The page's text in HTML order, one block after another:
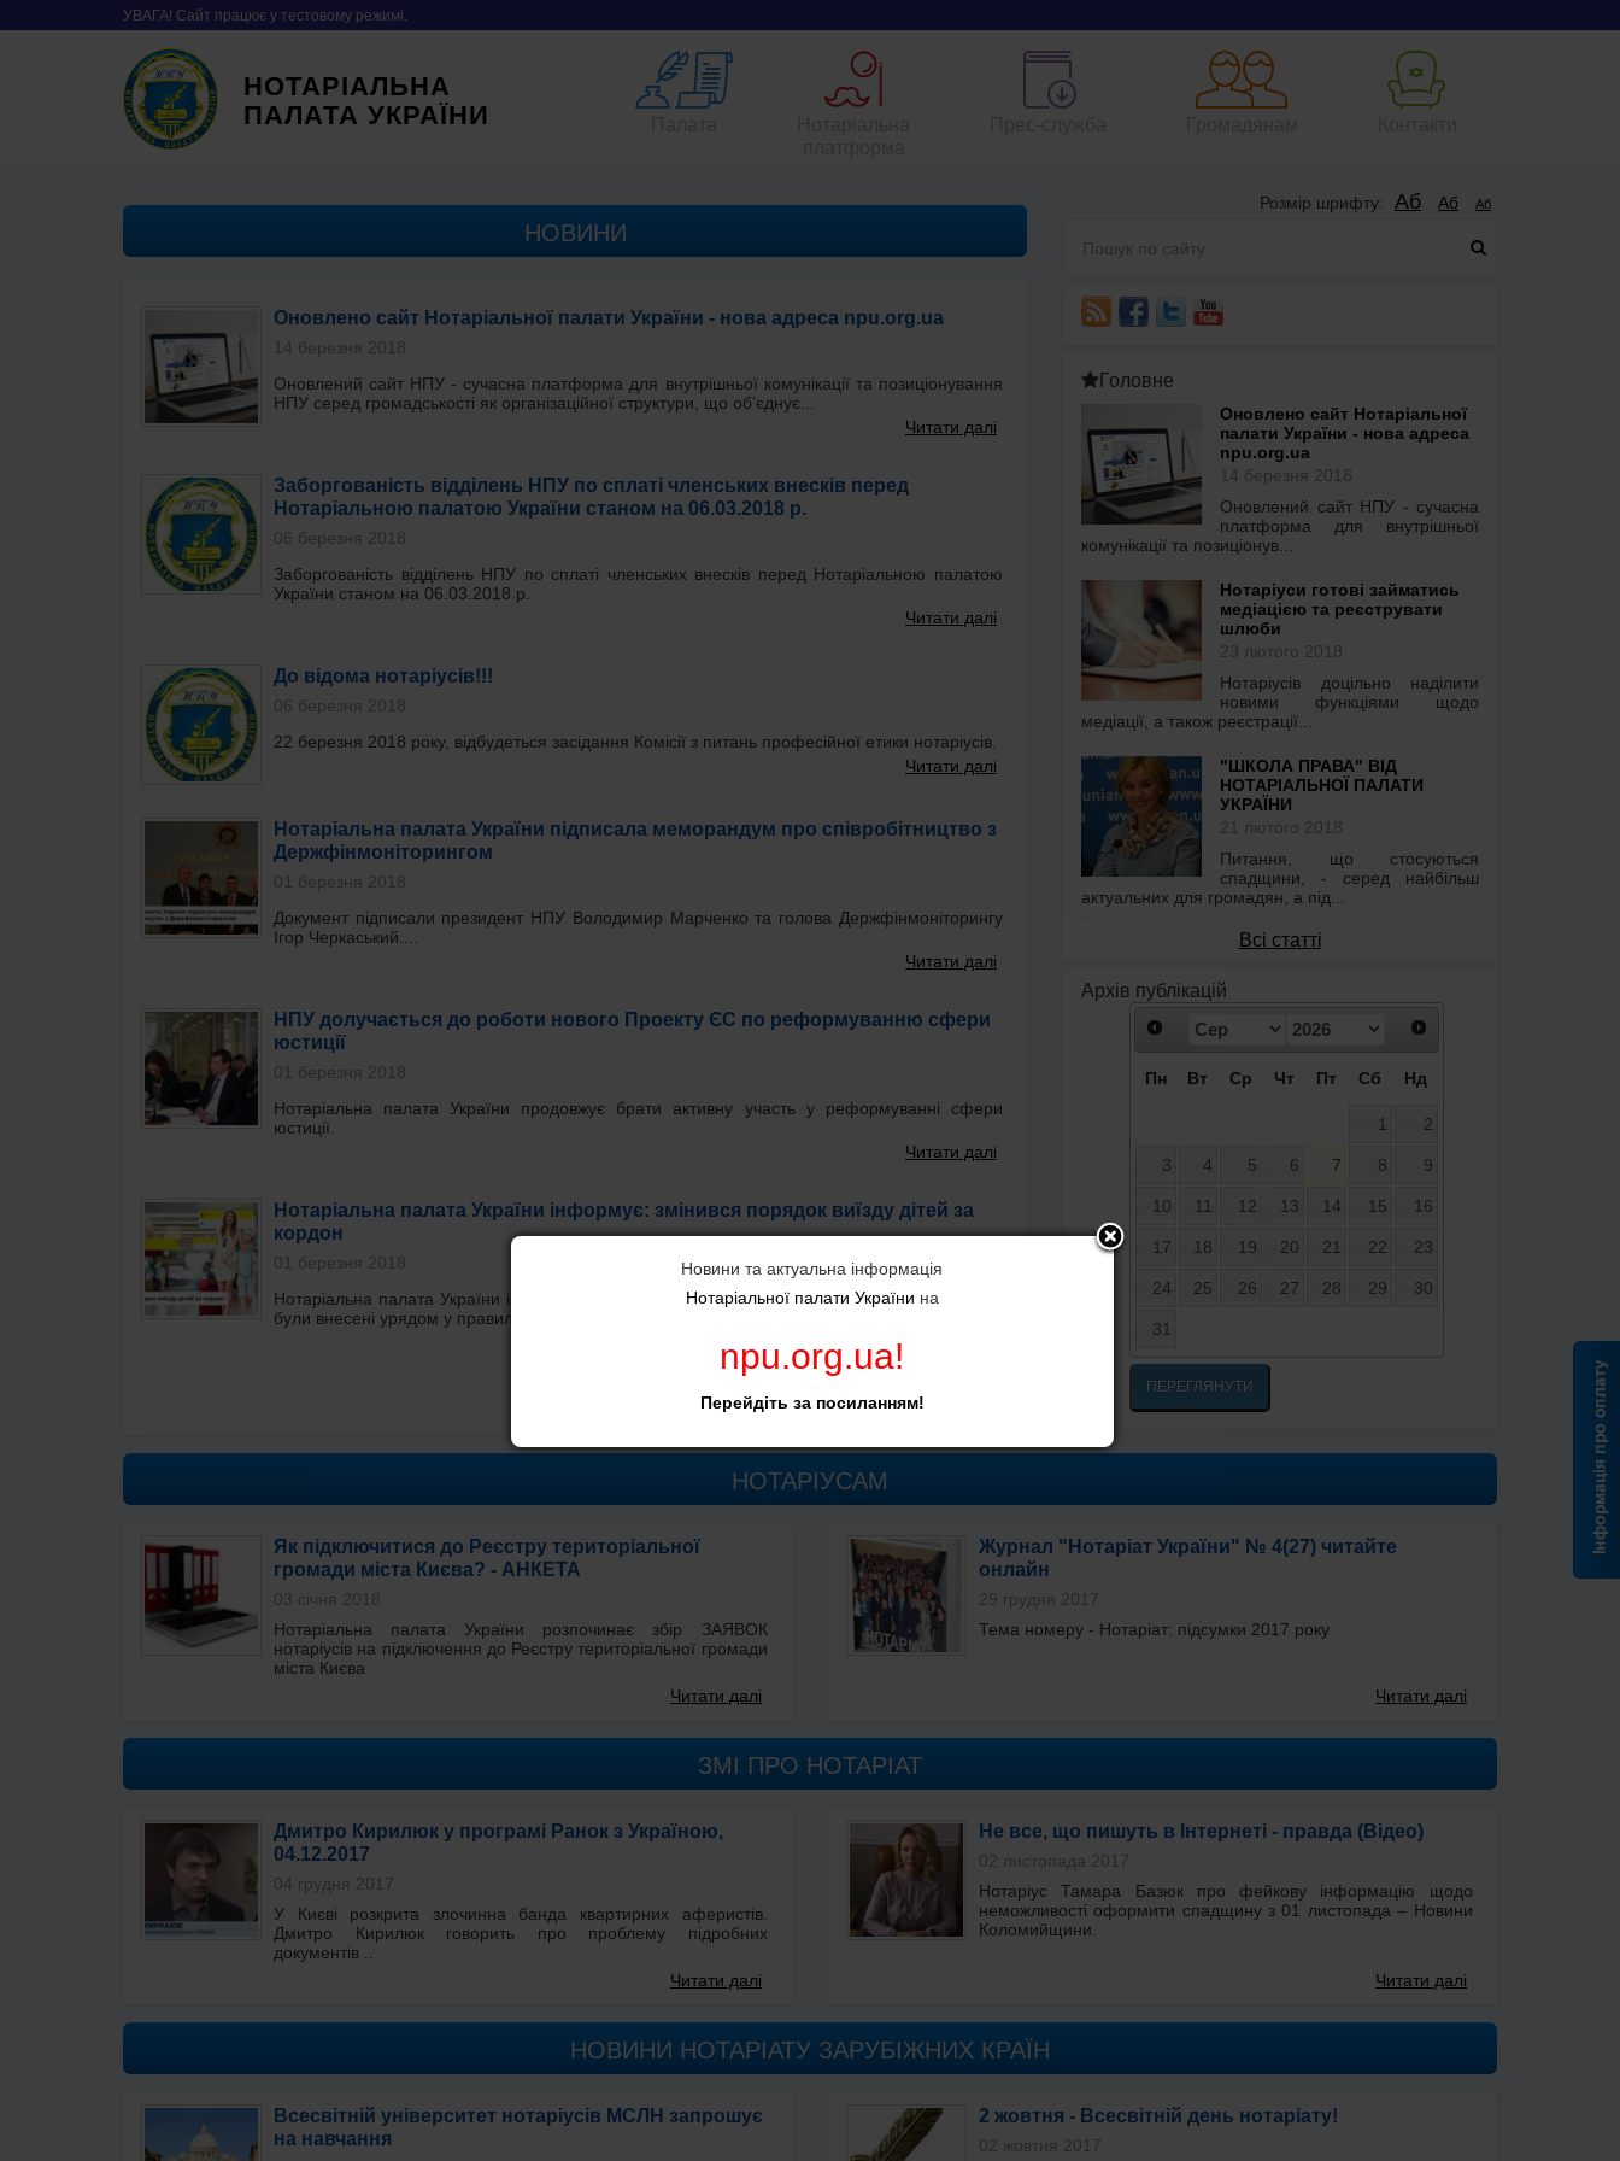
УВАГА! Сайт працює у тестовому режимі.
НОТАРІАЛЬНА
ПАЛАТА УКРАЇНИ
Розмір шрифту: Аб Аб Аб
НОВИНИ
Оновлено сайт Нотаріальної палати України - нова адреса npu.org.ua
14 березня 2018
Оновлений сайт НПУ - сучасна платформа для внутрішньої комунікації та позиціонування
НПУ серед громадськості як організаційної структури, що об’єднує...
Читати далі
Заборгованість відділень НПУ по сплаті членських внесків перед
Нотаріальною палатою України станом на 06.03.2018 р.
06 березня 2018
Заборгованість відділень НПУ по сплаті членських внесків перед Нотаріальною палатою
України станом на 06.03.2018 р.
Читати далі
До відома нотаріусів!!!
06 березня 2018
22 березня 2018 року, відбудеться засідання Комісії з питань професійної етики нотаріусів.
Читати далі
Нотаріальна палата України підписала меморандум про співробітництво з
Держфінмоніторингом
01 березня 2018
Документ підписали президент НПУ Володимир Марченко та голова Держфінмоніторингу
Ігор Черкаський....
Читати далі
НПУ долучається до роботи нового Проекту ЄС по реформуванню сфери
юстиції
01 березня 2018
Нотаріальна палата України продовжує брати активну участь у реформуванні сфери
юстиції.
Читати далі
Нотаріальна палата України інформує: змінився порядок виїзду дітей за
кордон
01 березня 2018
Нотаріальна палата України інформує про набрання чинності законодавчими змінами, що
були внесені урядом у правила перетинання державного кордону...
Головне
Оновлено сайт Нотаріальної
палати України - нова адреса
npu.org.ua
14 березня 2018
Оновлений сайт НПУ - сучасна
платформа для внутрішньої
комунікації та позиціонув...
Нотаріуси готові займатись
медіацією та реєструвати
шлюби
23 лютого 2018
Нотаріусів доцільно наділити
новими функціями щодо
медіації, а також реєстрації...
"ШКОЛА ПРАВА" ВІД
НОТАРІАЛЬНОЇ ПАЛАТИ
УКРАЇНИ
21 лютого 2018
Питання, що стосуються
спадщини, - серед найбільш
актуальних для громадян, а під...
Всі статті
Архів публікацій
Пн Вт Ср Чт Пт Сб Нд
1 2
3 4 5 6 7 8 9
10 11 12 13 14 15 16
17 18 19 20 21 22 23
24 25 26 27 28 29 30
31
ПЕРЕГЛЯНУТИ
НОТАРІУСАМ
Як підключитися до Реєстру територіальної
громади міста Києва? - АНКЕТА
03 січня 2018
Нотаріальна палата України розпочинає збір ЗАЯВОК
нотаріусів на підключення до Реєстру територіальної громади
міста Києва
Читати далі
Журнал "Нотаріат України" № 4(27) читайте
онлайн
29 грудня 2017
Тема номеру - Нотаріат: підсумки 2017 року
Читати далі
ЗМІ ПРО НОТАРІАТ
Дмитро Кирилюк у програмі Ранок з Україною,
04.12.2017
04 грудня 2017
У Києві розкрита злочинна банда квартирних аферистів.
Дмитро Кирилюк говорить про проблему підробних
документів ..
Читати далі
Не все, що пишуть в Інтернеті - правда (Відео)
02 листопада 2017
Нотаріус Тамара Базюк про фейкову інформацію щодо
неможливості оформити спадщину з 01 листопада – Новини
Коломийщини.
Читати далі
НОВИНИ НОТАРІАТУ ЗАРУБІЖНИХ КРАЇН
Всесвітній університет нотаріусів МСЛН запрошує
на навчання
2 жовтня - Всесвітній день нотаріату!
02 жовтня 2017
Новини та актуальна інформація
Нотаріальної палати України на
npu.org.ua!
Перейдіть за посиланням!